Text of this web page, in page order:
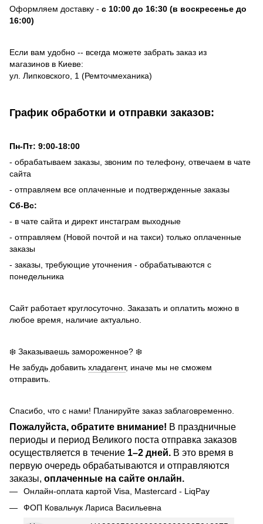
Оформляем доставку - с 10:00 до 16:30 (в воскресенье до
16:00)
Если вам удобно -- всегда можете забрать заказ из
магазинов в Киеве:
ул. Липковского, 1 (Ремточмеханика)
График обработки и отправки заказов:
Пн-Пт: 9:00-18:00
- обрабатываем заказы, звоним по телефону, отвечаем в чате
сайта
- отправляем все оплаченные и подтвержденные заказы
Сб-Вс:
- в чате сайта и директ инстаграм выходные
- отправляем (Новой почтой и на такси) только оплаченные
заказы
- заказы, требующие уточнения - обрабатываются с
понедельника
Сайт работает круглосуточно. Заказать и оплатить можно в
любое время, наличие актуально.
❄️ Заказываешь замороженное? ❄️
Не забудь добавить хладагент, иначе мы не сможем
отправить.
Спасибо, что с нами! Планируйте заказ заблаговременно.
Пожалуйста, обратите внимание! В праздничные
периоды и период Великого поста отправка заказов
осуществляется в течение 1–2 дней. В это время в
первую очередь обрабатываются и отправляются
заказы, оплаченные на сайте онлайн.
Онлайн-оплата картой Visa, Mastercard - LiqPay
ФОП Ковальчук Лариса Васильевна